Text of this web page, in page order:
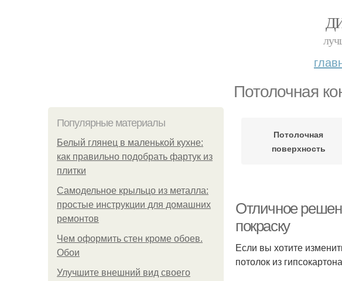
Потолочная
Популярные материалы
Белый глянец в маленькой кухне:
как правильно подобрать фартук из
плитки
Самодельное крыльцо из металла:
простые инструкции для домашних
ремонтов
Чем оформить стен кроме обоев.
Обои
Улучшите внешний вид своего
Потолочная
поверхность
Отличное
покраску
Если вы хотите
потолок из